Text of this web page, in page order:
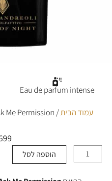
עמוד הבית/
Me Permission
699
של
הוספה לסל
Eau de parfum intense